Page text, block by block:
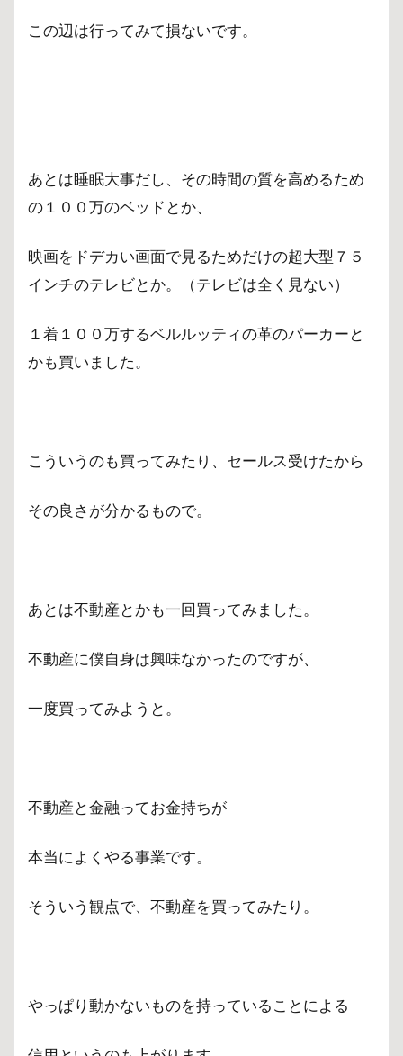
この辺は行ってみて損ないです。
あとは睡眠大事だし、その時間の質を高めるため
の１００万のベッドとか、
映画をドデカい画面で見るためだけの超大型７５
インチのテレビとか。（テレビは全く見ない）
１着１００万するベルルッティの革のパーカーと
かも買いました。
こういうのも買ってみたり、セールス受けたから
その良さが分かるもので。
あとは不動産とかも一回買ってみました。
不動産に僕自身は興味なかったのですが、
一度買ってみようと。
不動産と金融ってお金持ちが
本当によくやる事業です。
そういう観点で、不動産を買ってみたり。
やっぱり動かないものを持っていることによる